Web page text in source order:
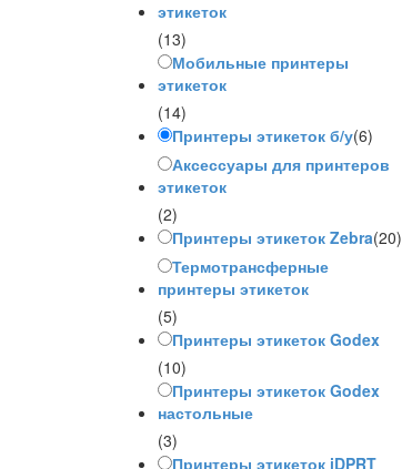
этикеток
(13)
Мобильные принтеры
этикеток
(14)
Принтеры этикеток б/у(6)
Аксессуары для принтеров
этикеток
(2)
Принтеры этикеток Zebra(20)
Термотрансферные
принтеры этикеток
(5)
Принтеры этикеток Godex
(10)
Принтеры этикеток Godex
настольные
(3)
Принтеры этикеток iDPRT